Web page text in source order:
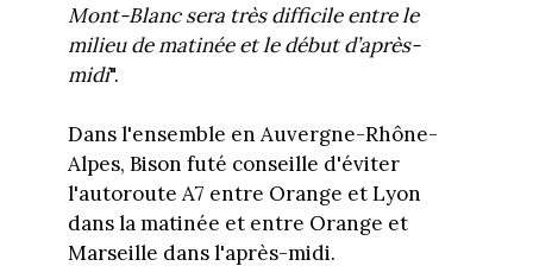
Mont-Blanc sera très difficile entre le
milieu de matinée et le début d’après-
midi".
Dans l'ensemble en Auvergne-Rhône-
Alpes, Bison futé conseille d'éviter
l'autoroute A7 entre Orange et Lyon
dans la matinée et entre Orange et
Marseille dans l'après-midi.